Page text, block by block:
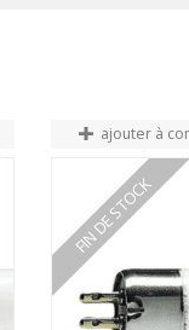
ajouter à
FIN DE STOCK